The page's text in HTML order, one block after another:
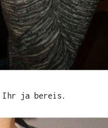
Ihr ja bereis.